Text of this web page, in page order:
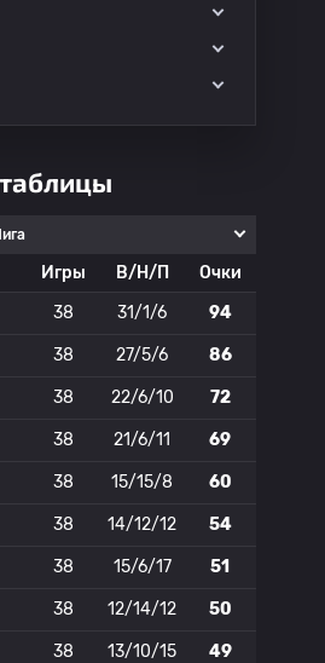
Игры В/Н/П
Очки
38 31/1/6 94
38 27/5/6 86
38 22/6/10 72
38 21/6/11 69
38 15/15/8 60
38 14/12/12 54
38 15/6/17 51
38 12/14/12 50
38 13/10/15 49